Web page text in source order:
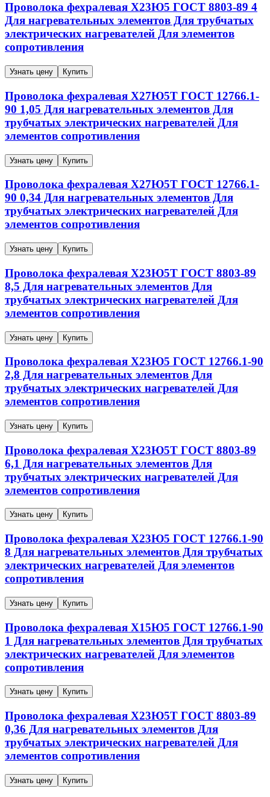
Проволока фехралевая Х23Ю5 ГОСТ 8803-89 4
Для нагревательных элементов Для трубчатых
электрических нагревателей Для элементов
сопротивления
Узнать цену Купить
Проволока фехралевая Х27Ю5Т ГОСТ 12766.1-
90 1,05 Для нагревательных элементов Для
трубчатых электрических нагревателей Для
элементов сопротивления
Узнать цену Купить
Проволока фехралевая Х27Ю5Т ГОСТ 12766.1-
90 0,34 Для нагревательных элементов Для
трубчатых электрических нагревателей Для
элементов сопротивления
Узнать цену Купить
Проволока фехралевая Х23Ю5Т ГОСТ 8803-89
8,5 Для нагревательных элементов Для
трубчатых электрических нагревателей Для
элементов сопротивления
Узнать цену Купить
Проволока фехралевая Х23Ю5 ГОСТ 12766.1-90
2,8 Для нагревательных элементов Для
трубчатых электрических нагревателей Для
элементов сопротивления
Узнать цену Купить
Проволока фехралевая Х23Ю5Т ГОСТ 8803-89
6,1 Для нагревательных элементов Для
трубчатых электрических нагревателей Для
элементов сопротивления
Узнать цену Купить
Проволока фехралевая Х23Ю5 ГОСТ 12766.1-90
8 Для нагревательных элементов Для трубчатых
электрических нагревателей Для элементов
сопротивления
Узнать цену Купить
Проволока фехралевая Х15Ю5 ГОСТ 12766.1-90
1 Для нагревательных элементов Для трубчатых
электрических нагревателей Для элементов
сопротивления
Узнать цену Купить
Проволока фехралевая Х23Ю5Т ГОСТ 8803-89
0,36 Для нагревательных элементов Для
трубчатых электрических нагревателей Для
элементов сопротивления
Узнать цену Купить